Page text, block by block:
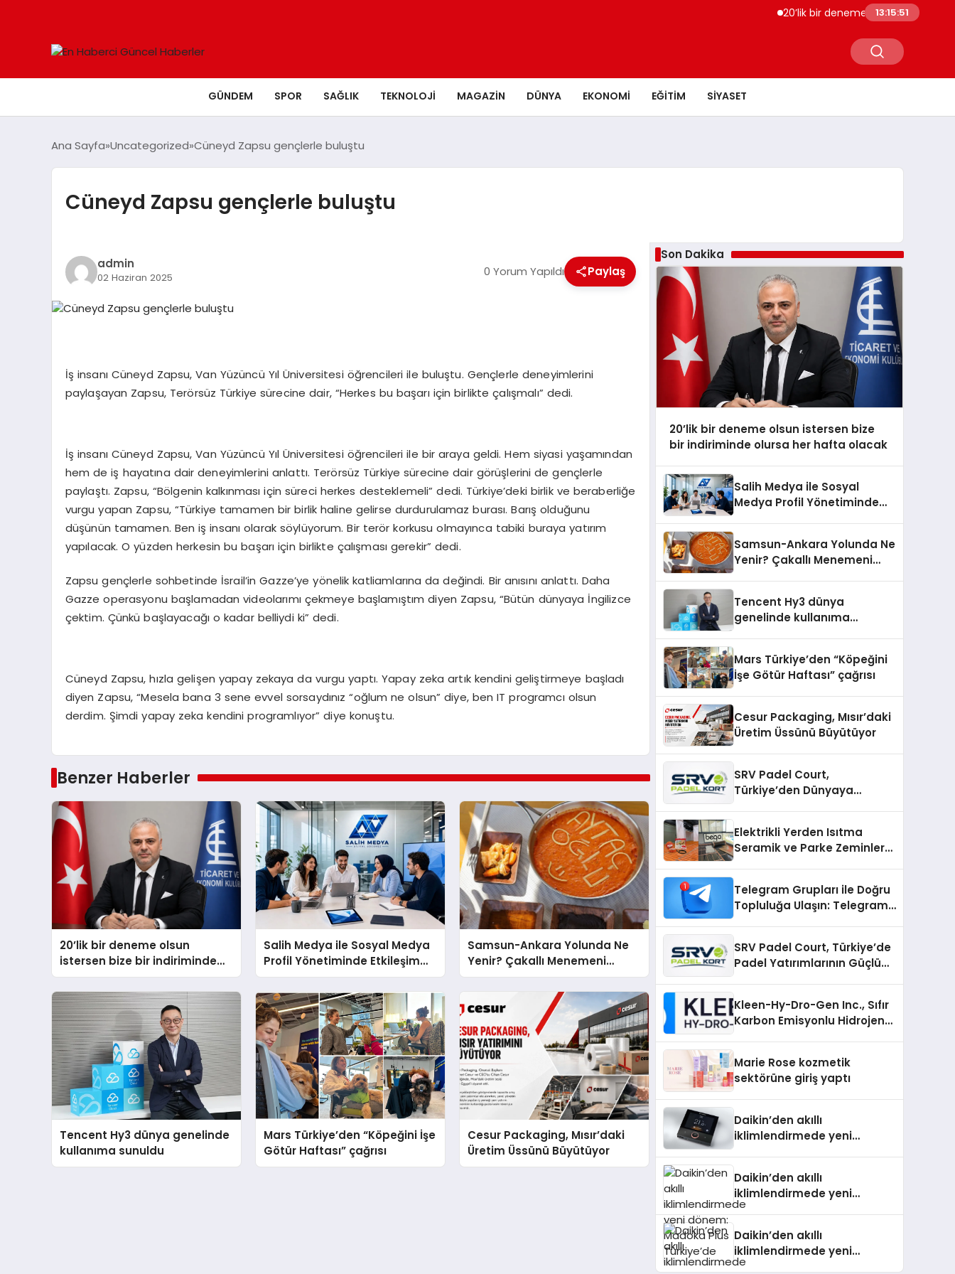
20’lik bir deneme olsun istersen bize
13:15:51
GÜNDEM SPOR SAĞLIK TEKNOLOJI MAGAZIN DÜNYA EKONOMI EĞITIM SIYASET
Ana Sayfa Uncategorized Cüneyd Zapsu gençlerle buluştu
Cüneyd Zapsu gençlerle buluştu
admin
02 Haziran 2025 0 Yorum Yapıldı Paylaş
İş insanı Cüneyd Zapsu, Van Yüzüncü Yıl Üniversitesi öğrencileri ile buluştu. Gençlerle deneyimlerini
paylaşayan Zapsu, Terörsüz Türkiye sürecine dair, “Herkes bu başarı için birlikte çalışmalı” dedi.
İş insanı Cüneyd Zapsu, Van Yüzüncü Yıl Üniversitesi öğrencileri ile bir araya geldi. Hem siyasi yaşamından
hem de iş hayatına dair deneyimlerini anlattı. Terörsüz Türkiye sürecine dair görüşlerini de gençlerle
paylaştı. Zapsu, “Bölgenin kalkınması için süreci herkes desteklemeli” dedi. Türkiye’deki birlik ve beraberliğe
vurgu yapan Zapsu, “Türkiye tamamen bir birlik haline gelirse durdurulamaz burası. Barış olduğunu
düşünün tamamen. Ben iş insanı olarak söylüyorum. Bir terör korkusu olmayınca tabiki buraya yatırım
yapılacak. O yüzden herkesin bu başarı için birlikte çalışması gerekir” dedi.
Zapsu gençlerle sohbetinde İsrail’in Gazze’ye yönelik katliamlarına da değindi. Bir anısını anlattı. Daha
Gazze operasyonu başlamadan videolarımı çekmeye başlamıştım diyen Zapsu, “Bütün dünyaya İngilizce
çektim. Çünkü başlayacağı o kadar belliydi ki” dedi.
Cüneyd Zapsu, hızla gelişen yapay zekaya da vurgu yaptı. Yapay zeka artık kendini geliştirmeye başladı
diyen Zapsu, “Mesela bana 3 sene evvel sorsaydınız “oğlum ne olsun” diye, ben IT programcı olsun
derdim. Şimdi yapay zeka kendini programlıyor” diye konuştu.
Benzer Haberler
20’lik bir deneme olsun
istersen bize bir indiriminde
olursa her hafta olacak
Salih Medya ile Sosyal Medya
Profil Yönetiminde Etkileşim
Artırma Yöntemleri
Samsun-Ankara Yolunda Ne
Yenir? Çakallı Menemeni
Molası
Tencent Hy3 dünya genelinde
kullanıma sunuldu
Mars Türkiye’den “Köpeğini İşe
Götür Haftası” çağrısı
Cesur Packaging, Mısır’daki
Üretim Üssünü Büyütüyor
Son Dakika
20’lik bir deneme olsun istersen bize
bir indiriminde olursa her hafta olacak
Salih Medya ile Sosyal
Medya Profil Yönetiminde
Samsun-Ankara Yolunda Ne
Yenir? Çakallı Menemeni
Tencent Hy3 dünya
genelinde kullanıma
Mars Türkiye’den “Köpeğini
İşe Götür Haftası” çağrısı
Cesur Packaging, Mısır’daki
Üretim Üssünü Büyütüyor
SRV Padel Court,
Türkiye’den Dünyaya
Elektrikli Yerden Isıtma
Seramik ve Parke Zeminler
Telegram Grupları ile Doğru
Topluluğa Ulaşın: Telegram
SRV Padel Court, Türkiye’de
Padel Yatırımlarının Güçlü
Kleen-Hy-Dro-Gen Inc., Sıfır
Karbon Emisyonlu Hidrojen
Aldı
Marie Rose kozmetik
sektörüne giriş yaptı
Daikin’den akıllı
iklimlendirmede yeni
Daikin’den akıllı
iklimlendirmede yeni
dönem: Madoka Plus
Daikin’den akıllı
iklimlendirmede yeni
dönem: Madoka Plus